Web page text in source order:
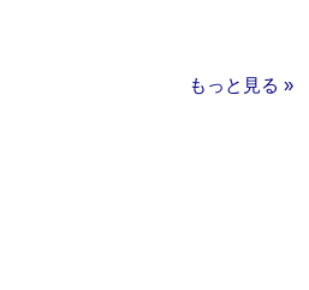
もっと見る »